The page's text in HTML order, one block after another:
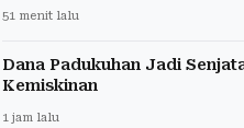
51 menit lalu
Dana Padukuhan Jadi
Kemiskinan
1 jam lalu